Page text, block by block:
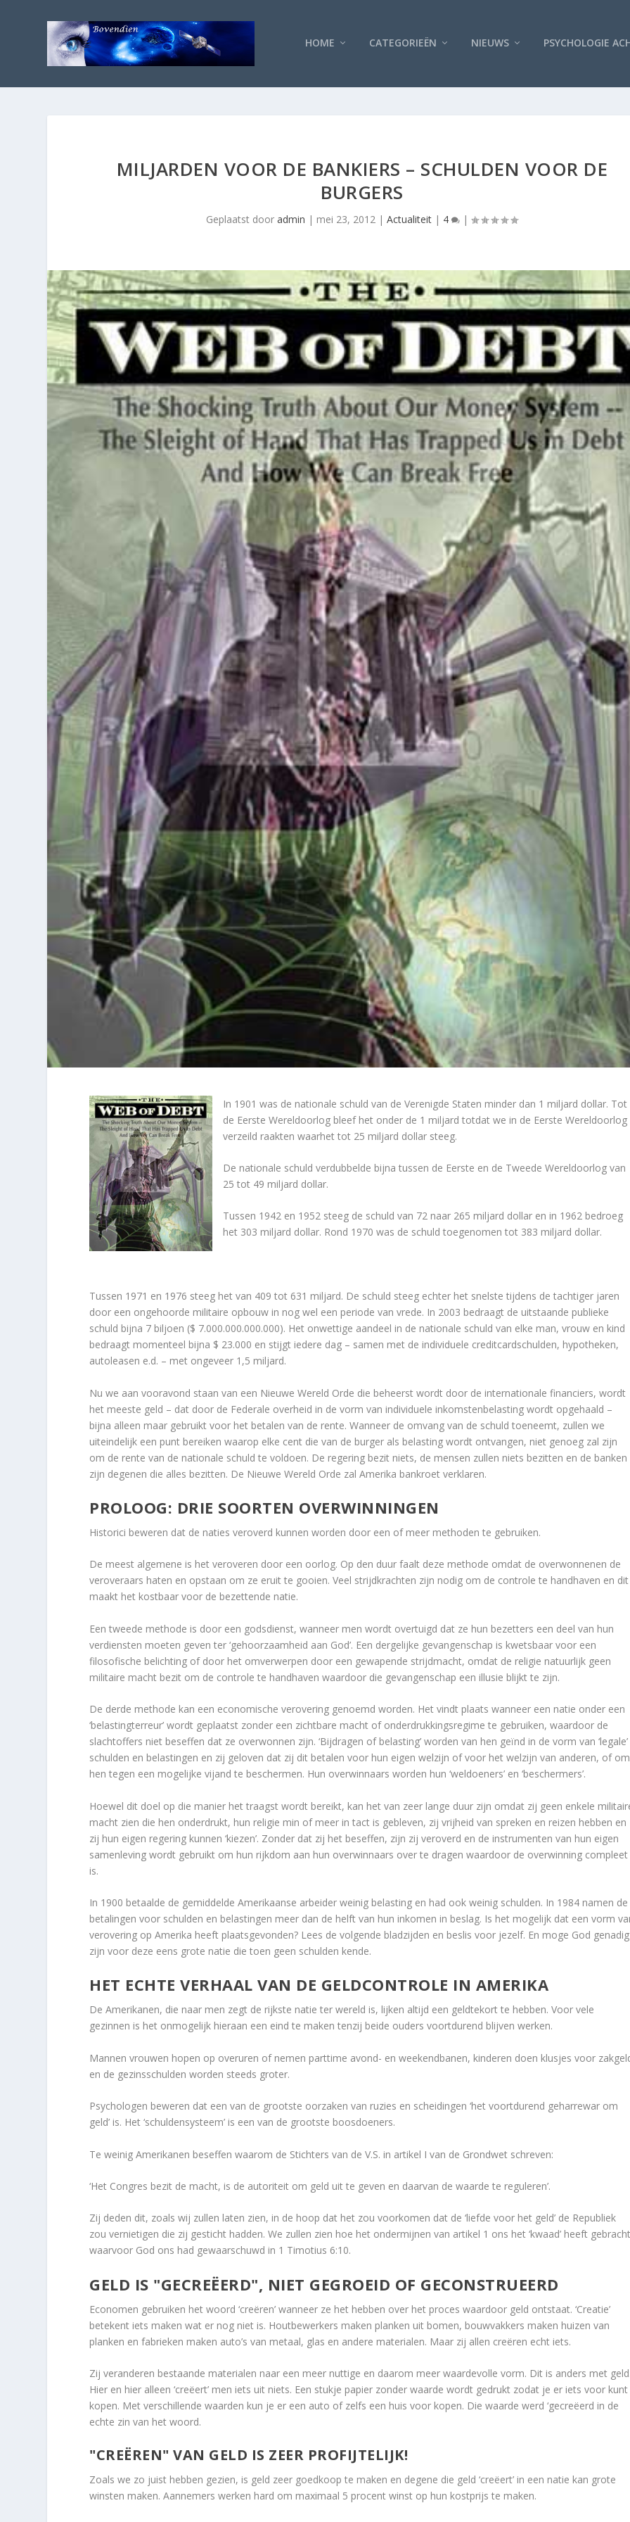
HOME CATEGORIEËN NIEUWS PSYCHOLOGIE
MILJARDEN VOOR DE BANKIERS – SCHULDEN VOOR DE
BURGERS
Geplaatst dooradmin | mei 23, 2012 |Actualiteit | 4 |
In 1901 was de nationale schuld van de Verenigde Staten minder dan 1 miljard dollar. Tot
de Eerste Wereldoorlog bleef het onder de 1 miljard totdat we in de Eerste Wereldoorlog
verzeild raakten waarhet tot 25 miljard dollar steeg.
De nationale schuld verdubbelde bijna tussen de Eerste en de Tweede Wereldoorlog van
25 tot 49 miljard dollar.
Tussen 1942 en 1952 steeg de schuld van 72 naar 265 miljard dollar en in 1962 bedroeg
het 303 miljard dollar. Rond 1970 was de schuld toegenomen tot 383 miljard dollar.
Tussen 1971 en 1976 steeg het van 409 tot 631 miljard. De schuld steeg echter het snelste tijdens de tachtiger jaren
door een ongehoorde militaire opbouw in nog wel een periode van vrede. In 2003 bedraagt de uitstaande publieke
schuld bijna 7 biljoen ($ 7.000.000.000.000). Het onwettige aandeel in de nationale schuld van elke man, vrouw en kind
bedraagt momenteel bijna $ 23.000 en stijgt iedere dag – samen met de individuele creditcardschulden, hypotheken,
autoleasen e.d. – met ongeveer 1,5 miljard.
Nu we aan vooravond staan van een Nieuwe Wereld Orde die beheerst wordt door de internationale financiers, wordt
het meeste geld – dat door de Federale overheid in de vorm van individuele inkomstenbelasting wordt opgehaald –
bijna alleen maar gebruikt voor het betalen van de rente. Wanneer de omvang van de schuld toeneemt, zullen we
uiteindelijk een punt bereiken waarop elke cent die van de burger als belasting wordt ontvangen, niet genoeg zal zijn
om de rente van de nationale schuld te voldoen. De regering bezit niets, de mensen zullen niets bezitten en de banken
zijn degenen die alles bezitten. De Nieuwe Wereld Orde zal Amerika bankroet verklaren.
PROLOOG: DRIE SOORTEN OVERWINNINGEN
Historici beweren dat de naties veroverd kunnen worden door een of meer methoden te gebruiken.
De meest algemene is het veroveren door een oorlog. Op den duur faalt deze methode omdat de overwonnenen de
veroveraars haten en opstaan om ze eruit te gooien. Veel strijdkrachten zijn nodig om de controle te handhaven en dit
maakt het kostbaar voor de bezettende natie.
Een tweede methode is door een godsdienst, wanneer men wordt overtuigd dat ze hun bezetters een deel van hun
verdiensten moeten geven ter ‘gehoorzaamheid aan God’. Een dergelijke gevangenschap is kwetsbaar voor een
filosofische belichting of door het omverwerpen door een gewapende strijdmacht, omdat de religie natuurlijk geen
militaire macht bezit om de controle te handhaven waardoor die gevangenschap een illusie blijkt te zijn.
De derde methode kan een economische verovering genoemd worden. Het vindt plaats wanneer een natie onder een
‘belastingterreur’ wordt geplaatst zonder een zichtbare macht of onderdrukkingsregime te gebruiken, waardoor de
slachtoffers niet beseffen dat ze overwonnen zijn. ‘Bijdragen of belasting’ worden van hen geïnd in de vorm van ‘legale’
schulden en belastingen en zij geloven dat zij dit betalen voor hun eigen welzijn of voor het welzijn van anderen, of om
hen tegen een mogelijke vijand te beschermen. Hun overwinnaars worden hun ‘weldoeners’ en ‘beschermers’.
Hoewel dit doel op die manier het traagst wordt bereikt, kan het van zeer lange duur zijn omdat zij geen enkele
macht zien die hen onderdrukt, hun religie min of meer in tact is gebleven, zij vrijheid van spreken en reizen hebben en
zij hun eigen regering kunnen ‘kiezen’. Zonder dat zij het beseffen, zijn zij veroverd en de instrumenten van hun eigen
samenleving wordt gebruikt om hun rijkdom aan hun overwinnaars over te dragen waardoor de overwinning compleet
is.
In 1900 betaalde de gemiddelde Amerikaanse arbeider weinig belasting en had ook weinig schulden. In 1984 namen de
betalingen voor schulden en belastingen meer dan de helft van hun inkomen in beslag. Is het mogelijk dat een vorm
verovering op Amerika heeft plaatsgevonden? Lees de volgende bladzijden en beslis voor jezelf. En moge God genadig
zijn voor deze eens grote natie die toen geen schulden kende.
HET ECHTE VERHAAL VAN DE GELDCONTROLE IN AMERIKA
De Amerikanen, die naar men zegt de rijkste natie ter wereld is, lijken altijd een geldtekort te hebben. Voor vele
gezinnen is het onmogelijk hieraan een eind te maken tenzij beide ouders voortdurend blijven werken.
Mannen vrouwen hopen op overuren of nemen parttime avond- en weekendbanen, kinderen doen klusjes voor
en de gezinsschulden worden steeds groter.
Psychologen beweren dat een van de grootste oorzaken van ruzies en scheidingen ‘het voortdurend geharrewar om
geld’ is. Het ‘schuldensysteem’ is een van de grootste boosdoeners.
Te weinig Amerikanen beseffen waarom de Stichters van de V.S. in artikel I van de Grondwet schreven:
‘Het Congres bezit de macht, is de autoriteit om geld uit te geven en daarvan de waarde te reguleren’.
Zij deden dit, zoals wij zullen laten zien, in de hoop dat het zou voorkomen dat de ‘liefde voor het geld’ de Republiek
zou vernietigen die zij gesticht hadden. We zullen zien hoe het ondermijnen van artikel 1 ons het ‘kwaad’ heeft
waarvoor God ons had gewaarschuwd in 1 Timotius 6:10.
GELD IS "GECREËERD", NIET GEGROEID OF GECONSTRUEERD
Economen gebruiken het woord ‘creëren’ wanneer ze het hebben over het proces waardoor geld ontstaat. ‘Creatie’
betekent iets maken wat er nog niet is. Houtbewerkers maken planken uit bomen, bouwvakkers maken huizen van
planken en fabrieken maken auto’s van metaal, glas en andere materialen. Maar zij allen creëren echt iets.
Zij veranderen bestaande materialen naar een meer nuttige en daarom meer waardevolle vorm. Dit is anders met
Hier en hier alleen ‘creëert’ men iets uit niets. Een stukje papier zonder waarde wordt gedrukt zodat je er iets voor kunt
kopen. Met verschillende waarden kun je er een auto of zelfs een huis voor kopen. Die waarde werd ‘gecreëerd in de
echte zin van het woord.
"CREËREN" VAN GELD IS ZEER PROFIJTELIJK!
Zoals we zo juist hebben gezien, is geld zeer goedkoop te maken en degene die geld ‘creëert’ in een natie kan grote
winsten maken. Aannemers werken hard om maximaal 5 procent winst op hun kostprijs te maken.